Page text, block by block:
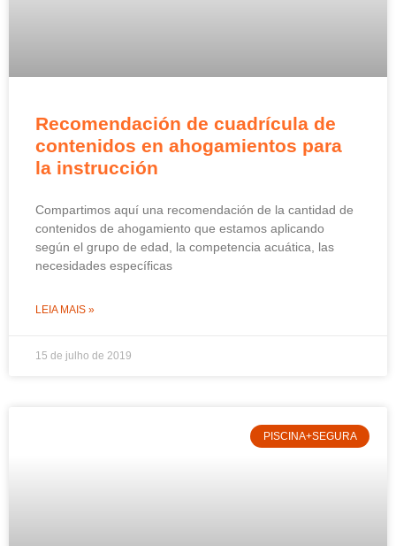
Recomendación de cuadrícula de
contenidos en ahogamientos para
la instrucción
Compartimos aquí una recomendación de la cantidad de
contenidos de ahogamiento que estamos aplicando
según el grupo de edad, la competencia acuática, las
necesidades específicas
LEIA MAIS »
15 de julho de 2019
PISCINA+SEGURA